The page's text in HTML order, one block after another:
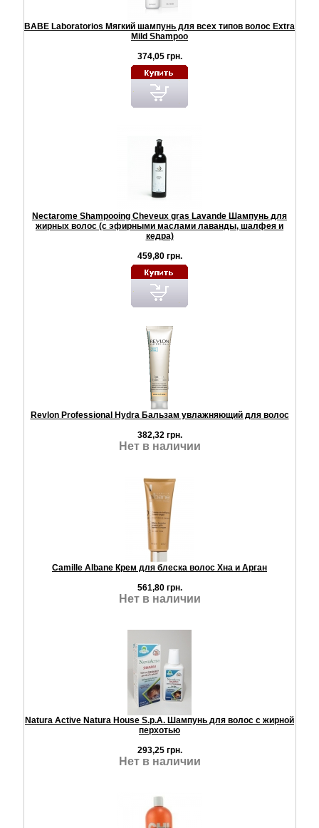
BABE Laboratorios Мягкий шампунь для всех типов волос Extra
Mild Shampoo
374,05 грн.
Nectarome Shampooing Cheveux gras Lavande Шампунь для
жирных волос (с эфирными маслами лаванды, шалфея и
кедра)
459,80 грн.
Revlon Professional Hydra Бальзам увлажняющий для волос
382,32 грн.
Нет в наличии
Camille Albane Крем для блеска волос Хна и Арган
561,80 грн.
Нет в наличии
Natura Active Natura House S.p.A. Шампунь для волос с жирной
перхотью
293,25 грн.
Нет в наличии